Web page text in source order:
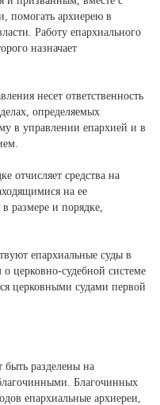
помогать архиерею в
Работу епархиального
назначает
несет ответственность
определяемых
в управлении епархией и в
отчисляет средства на
на ее
размере и порядке,
епархиальные суды в
церковно-судебной системе
церковными судами первой
разделены на
Благочинных
епархиальные архиереи,